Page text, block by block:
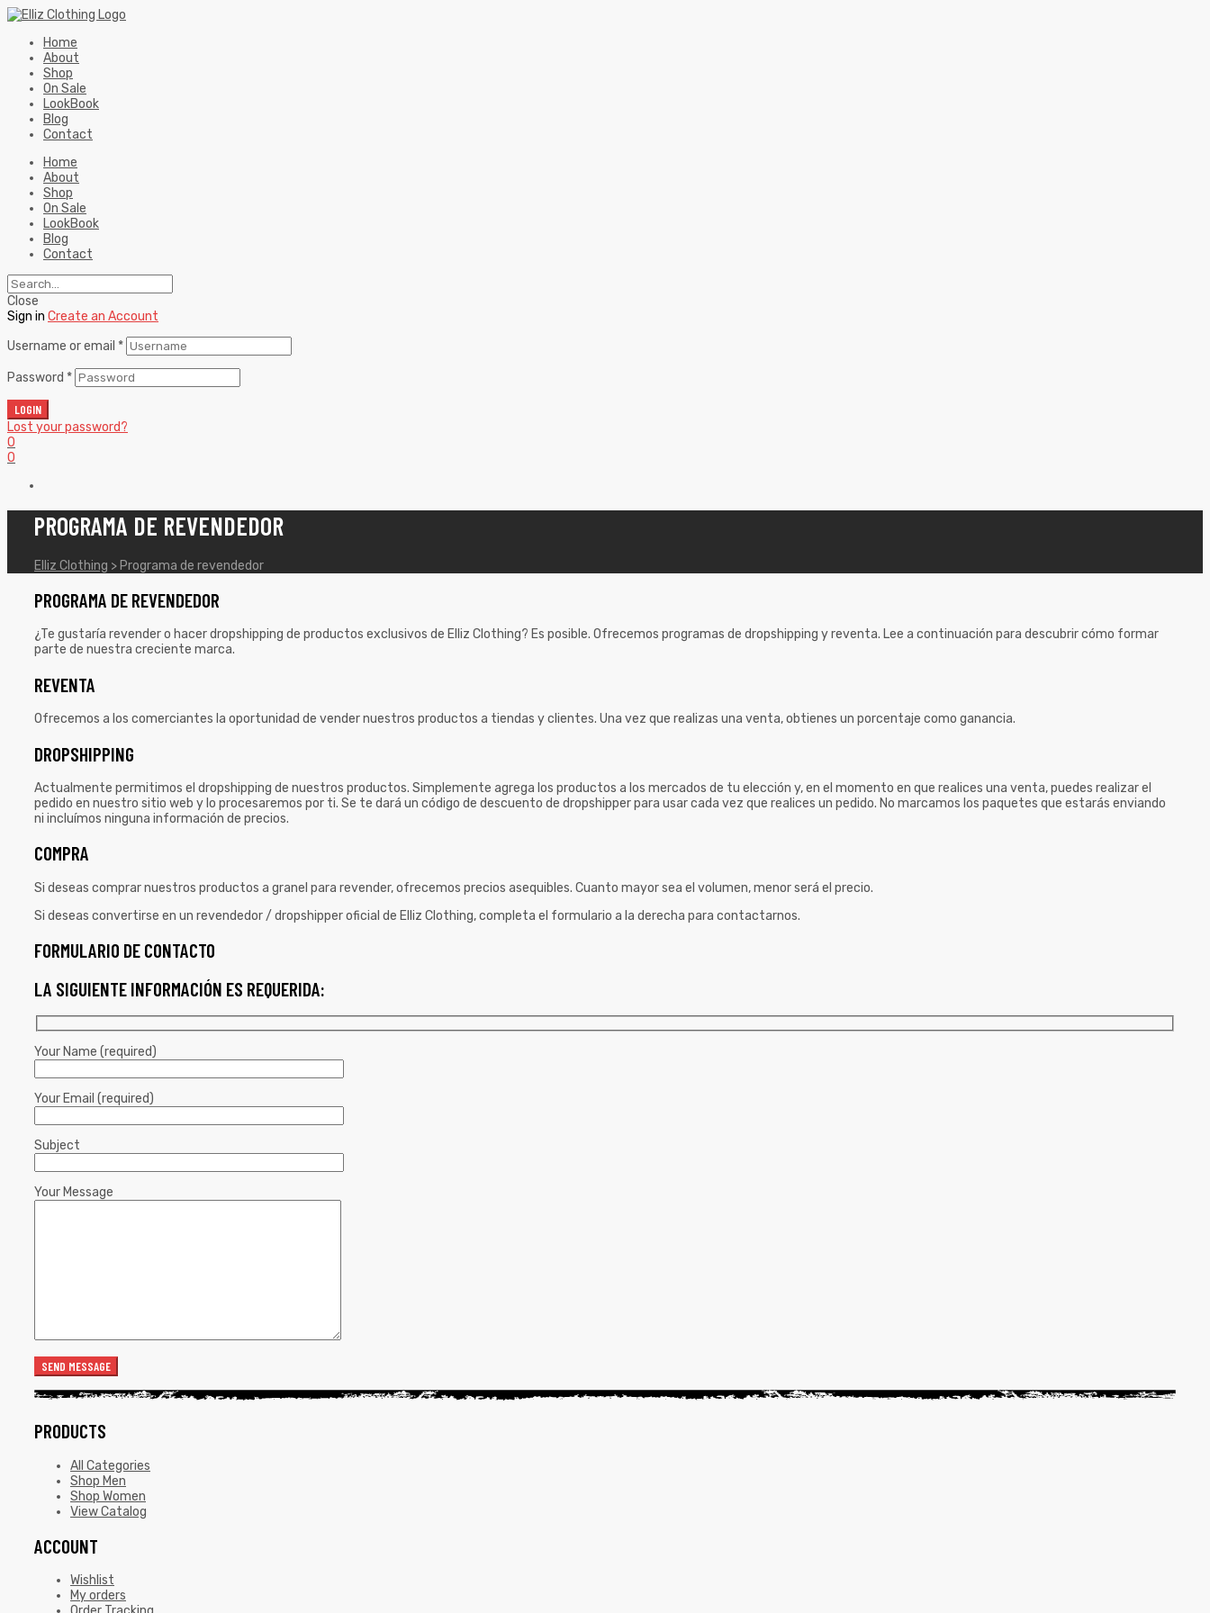
Home
About
Shop
On Sale
LookBook
Blog
Contact
Home
About
Shop
On Sale
LookBook
Blog
Contact
Close
Sign in Create an Account
Username or email *
Password *
LOGIN
Lost your password?
0
0
PROGRAMA DE REVENDEDOR
Elliz Clothing > Programa de revendedor
PROGRAMA DE REVENDEDOR
¿Te gustaría revender o hacer dropshipping de productos exclusivos de Elliz Clothing? Es posible. Ofrecemos programas de dropshipping y reventa. Lee a continuación para descubrir cómo formar
parte de nuestra creciente marca.
REVENTA
Ofrecemos a los comerciantes la oportunidad de vender nuestros productos a tiendas y clientes. Una vez que realizas una venta, obtienes un porcentaje como ganancia.
DROPSHIPPING
Actualmente permitimos el dropshipping de nuestros productos. Simplemente agrega los productos a los mercados de tu elección y, en el momento en que realices una venta, puedes realizar el
pedido en nuestro sitio web y lo procesaremos por ti. Se te dará un código de descuento de dropshipper para usar cada vez que realices un pedido. No marcamos los paquetes que estarás enviando
ni incluímos ninguna información de precios.
COMPRA
Si deseas comprar nuestros productos a granel para revender, ofrecemos precios asequibles. Cuanto mayor sea el volumen, menor será el precio.
Si deseas convertirse en un revendedor / dropshipper oficial de Elliz Clothing, completa el formulario a la derecha para contactarnos.
FORMULARIO DE CONTACTO
LA SIGUIENTE INFORMACIÓN ES REQUERIDA:
Your Name (required)
Your Email (required)
Subject
Your Message
PRODUCTS
All Categories
Shop Men
Shop Women
View Catalog
ACCOUNT
Wishlist
My orders